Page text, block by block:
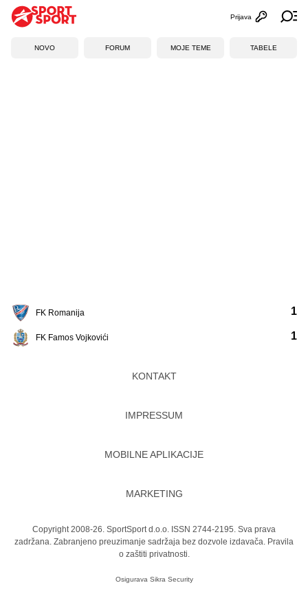
Otvori
Prijava
NOVO FORUM MOJE TEME TABELE
FK Romanija
FK Famos Vojkovići
1
1
KONTAKT
IMPRESSUM
MOBILNE APLIKACIJE
MARKETING
Copyright 2008-26. SportSport d.o.o. ISSN 2744-2195. Sva prava
zadržana. Zabranjeno preuzimanje sadržaja bez dozvole izdavača. Pravila
o zaštiti privatnosti.
Osigurava Sikra Security